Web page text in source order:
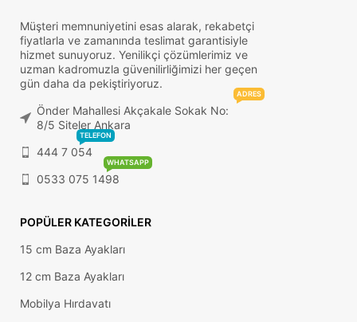
Müşteri memnuniyetini esas alarak, rekabetçi
fiyatlarla ve zamanında teslimat garantisiyle
hizmet sunuyoruz. Yenilikçi çözümlerimiz ve
uzman kadromuzla güvenilirliğimizi her geçen
gün daha da pekiştiriyoruz.
Önder Mahallesi Akçakale Sokak No:
8/5 Siteler Ankara
ADRES
444 7 054
TELEFON
0533 075 1498
WHATSAPP
POPÜLER KATEGORILER
15 cm Baza Ayakları
12 cm Baza Ayakları
Mobilya Hırdavatı